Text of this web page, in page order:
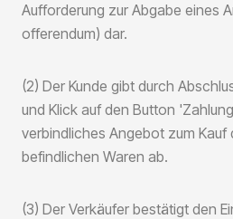
Aufforderung zur Abgabe eines
offerendum) dar.
(2) Der Kunde gibt durch
und Klick auf den Button
verbindliches Angebot zum Kauf
befindlichen Waren ab.
(3) Der Verkäufer bestätigt den